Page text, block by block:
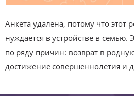
Анкета удалена, потому что этот
нуждается в устройстве в семью.
по ряду причин: возврат в
достижение совершеннолетия и